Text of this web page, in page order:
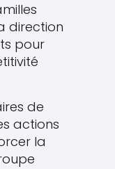
direction
pour
de
actions
la